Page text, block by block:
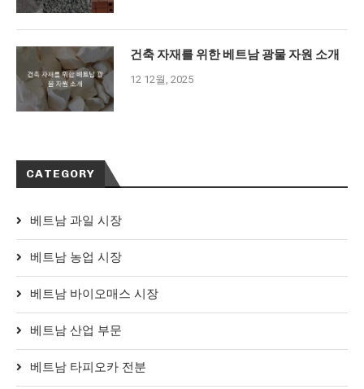
건축 자재를 위한 베트남 광물 자원 소개
12 12월, 2025
CATEGORY
베트남 과일 시장
베트남 농업 시장
베트남 바이오매스 시장
베트남 산업 부문
베트남 타피오카 전분